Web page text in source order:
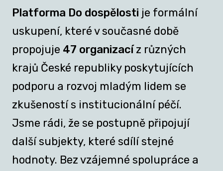
Platforma Do dospělosti je formální
uskupení, které v současné době
propojuje 47 organizacíz různých
krajů České republiky poskytujících
podporu a rozvoj mladým lidem se
zkušeností s institucionální péčí.
Jsme rádi, že se postupně připojují
další subjekty, které sdílí stejné
hodnoty. Bez vzájemné spolupráce a